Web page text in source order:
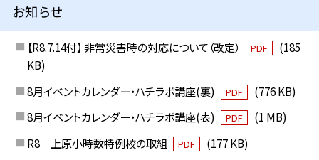
お知らせ
【R8.7.14付】 非常災害時の対応について（改定） PDF
(185
KB)
8月イベントカレンダー・ハチラボ講座(裏)
PDF
(776 KB)
8月イベントカレンダー・ハチラボ講座(表)
PDF
(1 MB)
R8 上原小時数特例校の取組
PDF
(177 KB)